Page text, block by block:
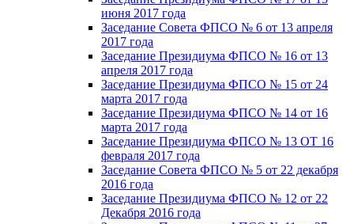
июня 2017 года
Заседание Совета ФПСО № 6 от 13 апреля
2017 года
Заседание Президиума ФПСО № 16 от 13
апреля 2017 года
Заседание Президиума ФПСО № 15 от 24
марта 2017 года
Заседание Президиума ФПСО № 14 от 16
марта 2017 года
Заседание Президиума ФПСО № 13 ОТ 16
февраля 2017 года
Заседание Совета ФПСО № 5 от 22 декабря
2016 года
Заседание Президиума ФПСО № 12 от 22
Декабря 2016 года